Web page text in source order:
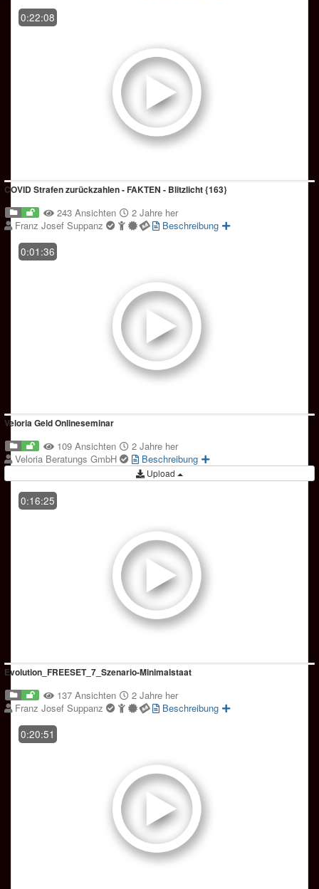
0:22:08
COVID Strafen zurückzahlen - FAKTEN - Blitzlicht {163}
243 Ansichten
2 Jahre her
Franz Josef Suppanz
Beschreibung
0:01:36
Veloria Geld Onlineseminar
109 Ansichten
2 Jahre her
Veloria Beratungs GmbH
Beschreibung
Upload
0:16:25
Evolution_FREESET_7_Szenario-Minimalstaat
137 Ansichten
2 Jahre her
Franz Josef Suppanz
Beschreibung
0:20:51